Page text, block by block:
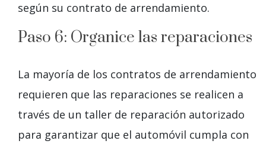
según su contrato de arrendamiento.
Paso 6: Organice las reparaciones
La mayoría de los contratos de arrendamiento
requieren que las reparaciones se realicen a
través de un taller de reparación autorizado
para garantizar que el automóvil cumpla con